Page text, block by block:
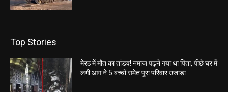
Top Stories
मेरठ में मौत का तांडव! नमाज पढ़ने गया था पिता, पीछे घर में
लगी आग ने 5 बच्चों समेत पूरा परिवार उजाड़ा